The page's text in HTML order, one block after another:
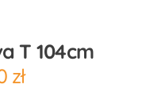
T 104cm
zł